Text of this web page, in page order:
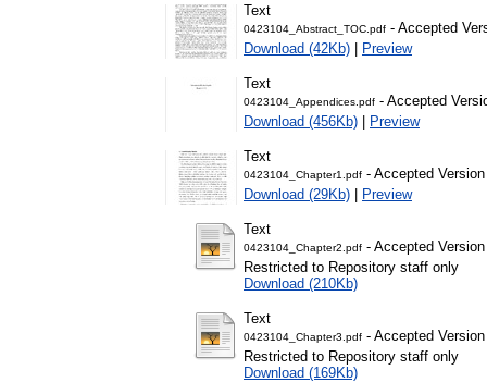
Text
0423104_Abstract_TOC.pdf - Accepted
Download (42Kb) | Preview
Text
0423104_Appendices.pdf - Accepted
Download (456Kb) | Preview
Text
0423104_Chapter1.pdf - Accepted Version
Download (29Kb) | Preview
Text
0423104_Chapter2.pdf - Accepted Version
Restricted to Repository staff only
Download (210Kb)
Text
0423104_Chapter3.pdf - Accepted Version
Restricted to Repository staff only
Download (169Kb)